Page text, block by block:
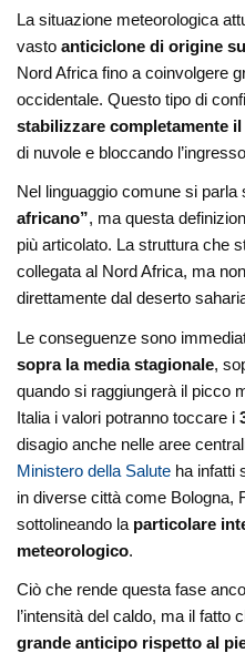
La situazione meteorologica
vastoanticiclone di origine
Nord Africa fino a coinvolgere
occidentale. Questo tipo di
stabilizzare completamente
di nuvole e bloccando
Nel linguaggio comune si parla
africano”, ma questa
più articolato. La struttura che
collegata al Nord Africa, ma
direttamente dal deserto
Le conseguenze sono
sopra la media stagionale,
quando si raggiungerà il picco
Italia i valori potranno toccare i
disagio anche nelle aree
Ministero della Salute ha infatti
in diverse città come Bologna,
sottolineando la particolare
meteorologico.
Ciò che rende questa fase
l’intensità del caldo, ma il fatto
grande anticipo rispetto al